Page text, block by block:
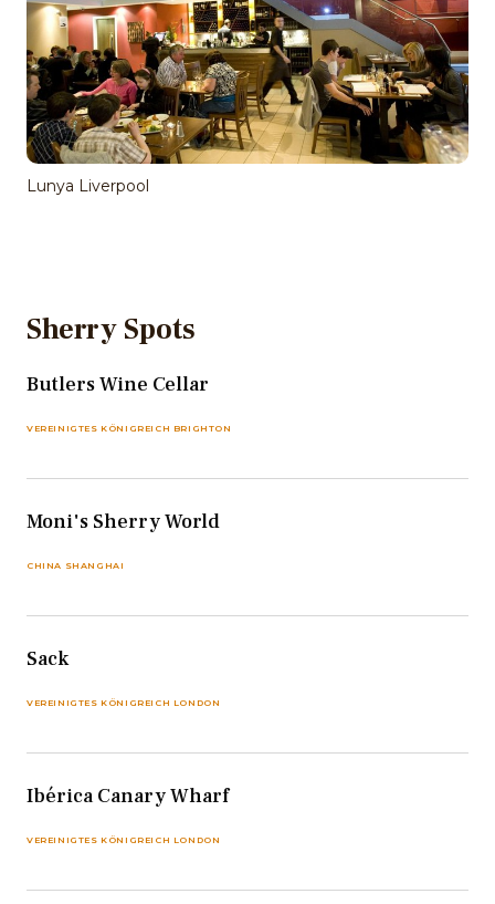
Lunya Liverpool
Sherry Spots
Butlers Wine Cellar
VEREINIGTES KÖNIGREICH BRIGHTON
Moni's Sherry World
CHINA SHANGHAI
Sack
VEREINIGTES KÖNIGREICH LONDON
Ibérica Canary Wharf
VEREINIGTES KÖNIGREICH LONDON